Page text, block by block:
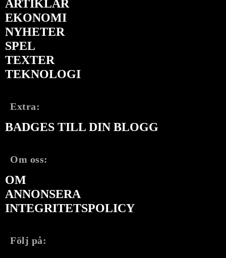
ARTIKLAR
EKONOMI
NYHETER
SPEL
TEXTER
TEKNOLOGI
Extra:
BADGES TILL DIN BLOGG
Om oss:
OM
ANNONSERA
INTEGRITETSPOLICY
Följ på: